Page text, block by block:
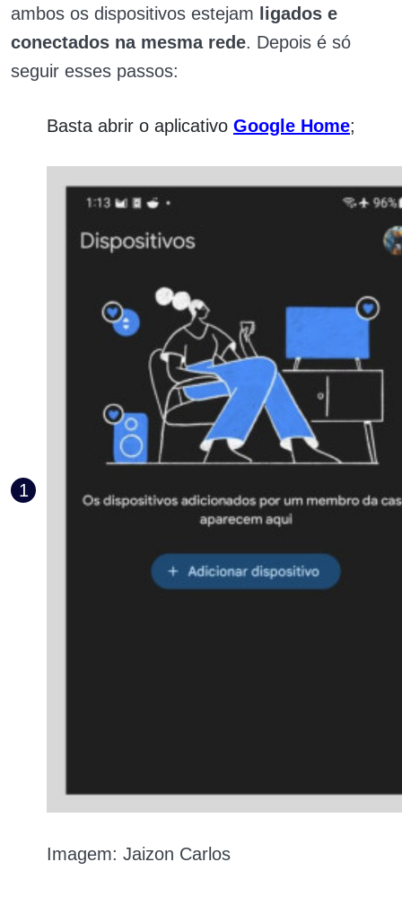
ambos os dispositivos estejam
ligados e
conectados na mesma rede. Depois é só
seguir esses passos:
Basta abrir o aplicativo Google Home;
Imagem: Jaizon Carlos